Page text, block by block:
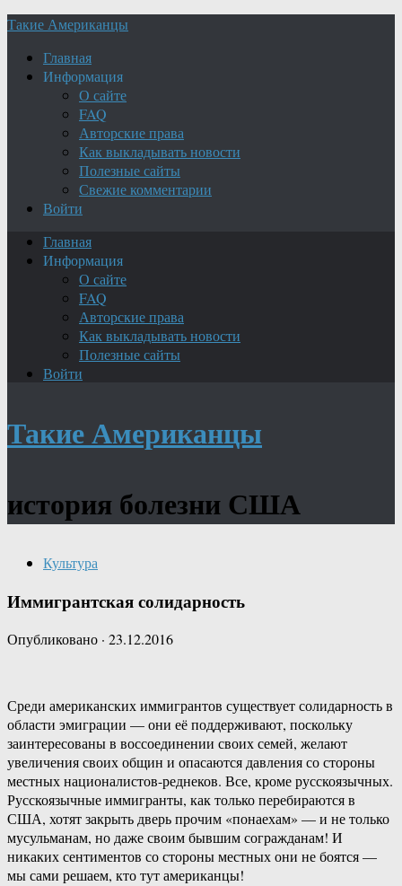
Такие Американцы
Главная
Информация
О сайте
FAQ
Авторские права
Как выкладывать новости
Полезные сайты
Свежие комментарии
Войти
Главная
Информация
О сайте
FAQ
Авторские права
Как выкладывать новости
Полезные сайты
Войти
Такие Американцы
история болезни США
Культура
Иммигрантская солидарность
Опубликовано · 23.12.2016
Среди американских иммигрантов существует солидарность в
области эмиграции — они её поддерживают, поскольку
заинтересованы в воссоединении своих семей, желают
увеличения своих общин и опасаются давления со стороны
местных националистов-реднеков. Все, кроме русскоязычных.
Русскоязычные иммигранты, как только перебираются в
США, хотят закрыть дверь прочим «понаехам» — и не только
мусульманам, но даже своим бывшим согражданам! И
никаких сентиментов со стороны местных они не боятся —
мы сами решаем, кто тут американцы!